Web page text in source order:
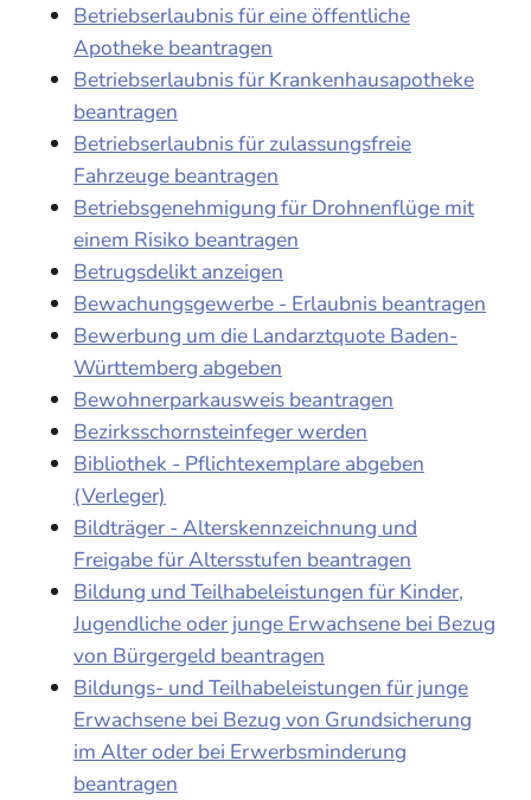
Betriebserlaubnis für eine öffentliche
Apotheke beantragen
Betriebserlaubnis für Krankenhausapotheke
beantragen
Betriebserlaubnis für zulassungsfreie
Fahrzeuge beantragen
Betriebsgenehmigung für Drohnenflüge mit
einem Risiko beantragen
Betrugsdelikt anzeigen
Bewachungsgewerbe - Erlaubnis beantragen
Bewerbung um die Landarztquote Baden-
Württemberg abgeben
Bewohnerparkausweis beantragen
Bezirksschornsteinfeger werden
Bibliothek - Pflichtexemplare abgeben
(Verleger)
Bildträger - Alterskennzeichnung und
Freigabe für Altersstufen beantragen
Bildung und Teilhabeleistungen für Kinder,
Jugendliche oder junge Erwachsene bei Bezug
von Bürgergeld beantragen
Bildungs- und Teilhabeleistungen für junge
Erwachsene bei Bezug von Grundsicherung
im Alter oder bei Erwerbsminderung
beantragen